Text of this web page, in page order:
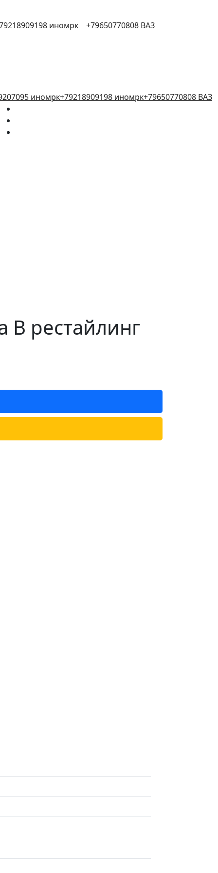
иномрк +79650770808 ВАЗ
иномрк+79218909198 иномрк+79650770808 ВАЗ
B рестайлинг